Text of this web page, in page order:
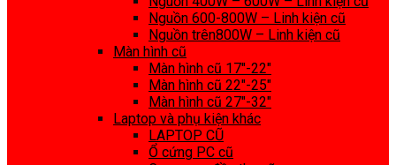
Nguồn 600-800W – Linh kiện cũ
Nguồn trên800W – Linh kiện cũ
Màn hình cũ
Màn hình cũ 17″-22″
Màn hình cũ 22″-25″
Màn hình cũ 27″-32″
Laptop và phụ kiện khác
LAPTOP CŨ
Ổ cứng PC cũ